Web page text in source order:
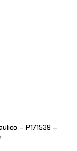
– P171539 –